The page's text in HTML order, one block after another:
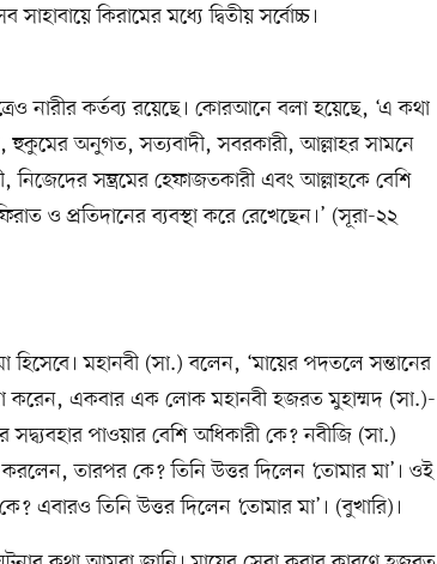
কিরামের মধ্যে দ্বিতীয় সর্বোচ্চ।
নারীর কর্তব্য রয়েছে। কোরআনে বলা হয়েছে, ‘এ কথা
হুকুমের অনুগত, সত্যবাদী, সবরকারী, আল্লাহর সামনে
সম্ভ্রমের হেফাজতকারী এবং আল্লাহকে বেশি
ও প্রতিদানের ব্যবস্থা করে রেখেছেন।’ (সূরা-২২
মা হিসেবে। মহানবী (সা.) বলেন, ‘মায়ের পদতলে সন্তানের
করেন, একবার এক লোক মহানবী হজরত মুহাম্মদ (সা.)-
পাওয়ার বেশি অধিকারী কে? নবীজি (সা.)
তারপর কে? তিনি উত্তর দিলেন ‘তোমার মা’। ওই
তিনি উত্তর দিলেন ‘তোমার মা’। (বুখারি)।